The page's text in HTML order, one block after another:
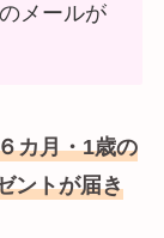
メールが
カ月・1歳の
ントが届き